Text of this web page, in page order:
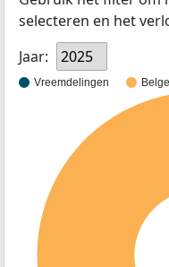
selecteren en het
Jaar:
2025
Vreemdelingen